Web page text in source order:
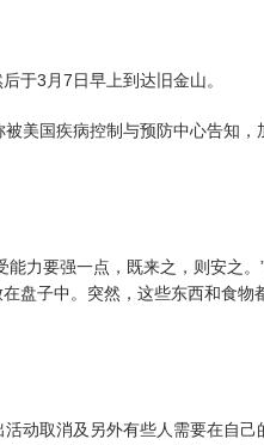
于3月7日早上到达旧金山。
美国疾病控制与预防中心告知，
力要强一点，既来之，则安之。
盘子中。突然，这些东西和食物
动取消及另外有些人需要在自己